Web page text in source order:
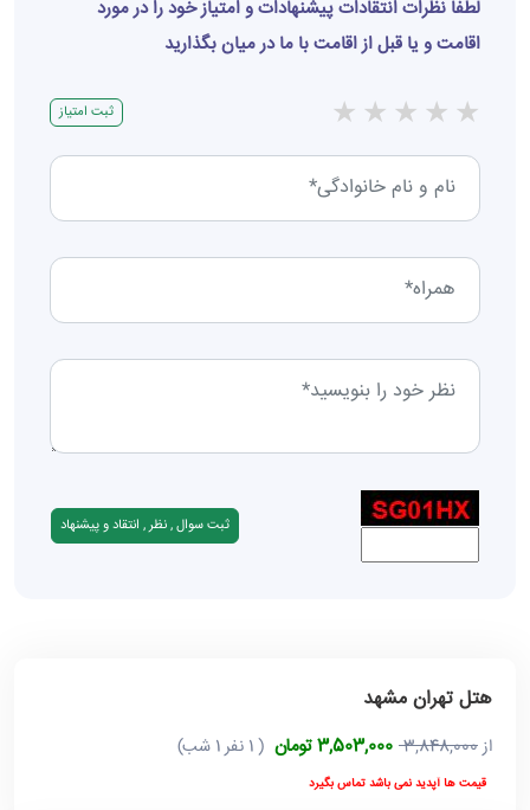
لطفا نظرات انتقادات پیشنهادات و امتیاز خود را در مورد
اقامت و یا قبل از اقامت با ما در میان بگذارید
★
★
★
★
★ ثبت امتیاز
هتل تهران مشهد
از3,848,000 3,503,000 تومان ( 1 نفر 1 شب)
قیمت ها آپدید نمی باشد تماس بگیرد